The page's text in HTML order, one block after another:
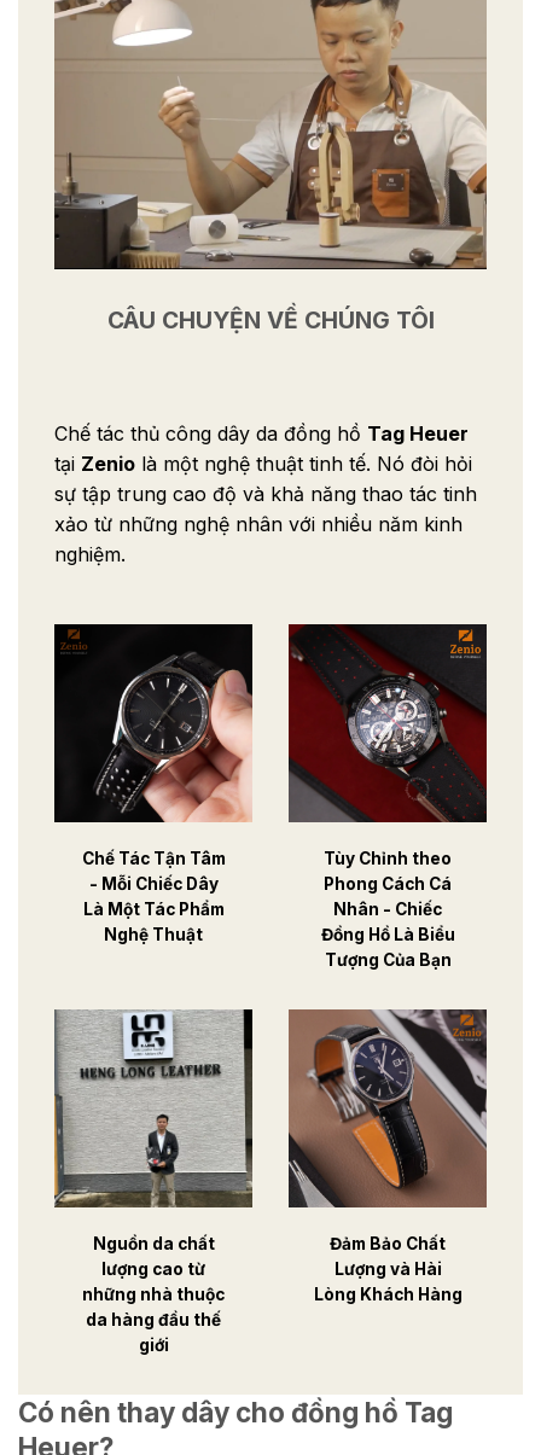
CÂU CHUYỆN VỀ CHÚNG TÔI
Chế tác thủ công dây da đồng hồ Tag Heuer
tại Zenio là một nghệ thuật tinh tế. Nó đòi hỏi
sự tập trung cao độ và khả năng thao tác tinh
xảo từ những nghệ nhân với nhiều năm kinh
nghiệm.
Chế Tác Tận Tâm
- Mỗi Chiếc Dây
Là Một Tác Phẩm
Nghệ Thuật
Tùy Chỉnh theo
Phong Cách Cá
Nhân - Chiếc
Đồng Hồ Là Biểu
Tượng Của Bạn
Nguồn da chất
lượng cao từ
những nhà thuộc
da hàng đầu thế
giới
Đảm Bảo Chất
Lượng và Hài
Lòng Khách Hàng
Có nên thay dây cho đồng hồ Tag
Heuer?